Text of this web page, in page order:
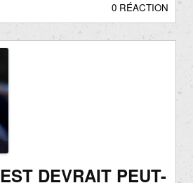
0 RÉACTION
DEVRAIT PEUT-